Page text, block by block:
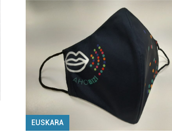
EUSKARA